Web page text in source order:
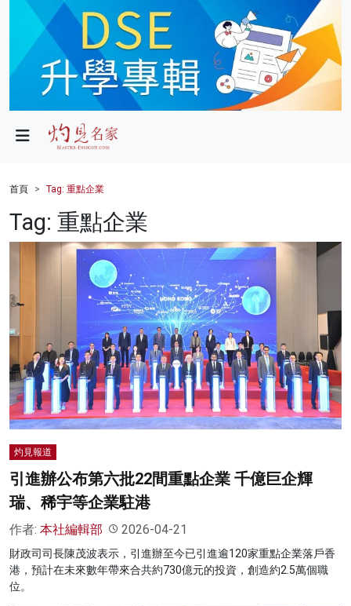
政局
財經
健康
影片
名家榜
灼見活動
首頁 Tag: 重點企業
Tag: 重點企業
灼見報道
引進辦公布第六批22間重點企業 千億巨企輝
瑞、稀宇等企業駐港
作者: 本社編輯部 2026-04-21
財政司司長陳茂波表示，引進辦至今已引進逾120家重點企業落戶香
港，預計在未來數年帶來合共約730億元的投資，創造約2.5萬個職
位。